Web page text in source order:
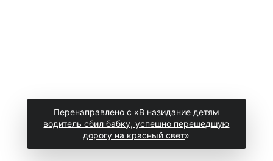
Перенаправлено с «В назидание детям
водитель сбил бабку, успешно перешедшую
дорогу на красный свет»